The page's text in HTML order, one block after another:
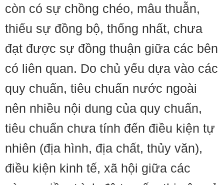
còn có sự chồng chéo, mâu thuẫn,
thiếu sự đồng bộ, thống nhất, chưa
đạt được sự đồng thuận giữa các bên
có liên quan. Do chủ yếu dựa vào các
quy chuẩn, tiêu chuẩn nước ngoài
nên nhiều nội dung của quy chuẩn,
tiêu chuẩn chưa tính đến điều kiện tự
nhiên (địa hình, địa chất, thủy văn),
điều kiện kinh tế, xã hội giữa các